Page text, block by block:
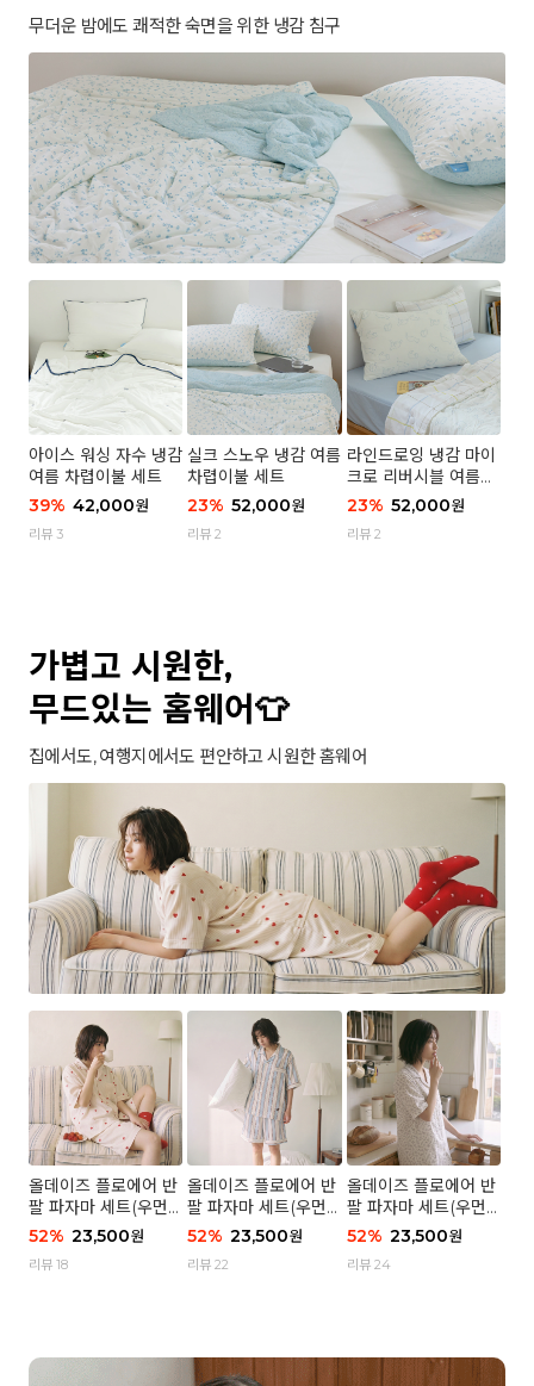
무더운 밤에도 쾌적한 숙면을 위한 냉감 침구
아이스 워싱 자수 냉감
여름 차렵이불 세트
39% 42,000원
리뷰 3
실크 스노우 냉감 여름
차렵이불 세트
23% 52,000원
리뷰 2
라인드로잉 냉감 마이
크로 리버시블 여름이
불 세트
23% 52,000원
리뷰 2
가볍고 시원한,
무드있는 홈웨어👕
집에서도, 여행지에서도 편안하고 시원한 홈웨어
올데이즈 플로에어 반
팔 파자마 세트(우먼)
- 04 하트 컨페티
52% 23,500원
리뷰 18
올데이즈 플로에어 반
팔 파자마 세트(우먼)
- 03 브리즈 스트라이
52% 23,500원
리뷰 22
올데이즈 플로에어 반
팔 파자마 세트(우먼)
- 01 포슬 가든
52% 23,500원
리뷰 24